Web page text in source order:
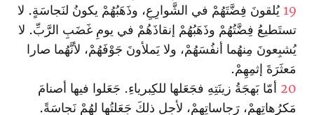
19 يُلقونَ فِضَّتَهُمْ في الشَّوارِعِ، وذَهَبُهُمْ يكونُ لنَجاسَةٍ. لا
تستَطيعُ فِضَّتُهُمْ وذَهَبُهُمْ إنقاذَهُمْ في يومِ غَضَبِ الرَّبِّ. لا
يُشبِعونَ مِنهُما أنفُسَهُمْ، ولا يَملأونَ جَوْفَهُمْ، لأنَّهُما صارا
مَعثَرَةَ إثمِهِمْ.
20 أمّا بَهجَةُ زينَتِهِ فجَعَلها للكِبرياءِ. جَعَلوا فيها أصنامَ
مَكرُهاتِهِمْ، رَجاساتِهِمْ، لأجلِ ذلكَ جَعَلتُها لهُمْ نَجاسَةً.